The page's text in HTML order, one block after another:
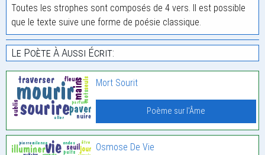
Toutes les strophes sont composés de 4 vers. Il est possible
que le texte suive une forme de poésie classique.
Le Poète À Aussi Écrit:
Mort Sourit
Poème sur l'Âme
Osmose De Vie